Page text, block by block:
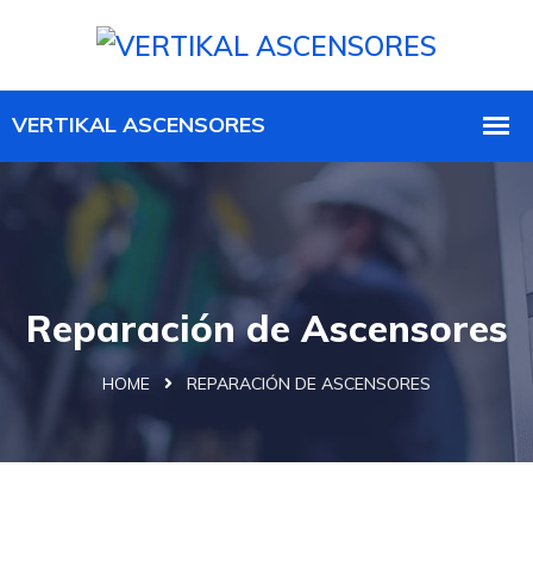
Reparación de Ascensores
HOME REPARACIÓN DE ASCENSORES